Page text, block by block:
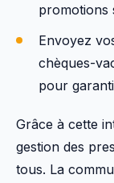
promotions
Envoyez
chèques-
pour
Grâce à cette
gestion des
tous. La